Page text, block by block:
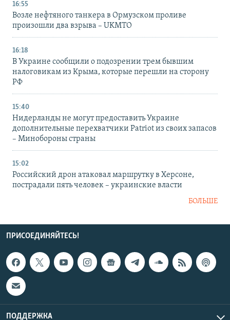
16:55
Возле нефтяного танкера в Ормузском проливе
произошли два взрыва – UKMTO
16:18
В Украине сообщили о подозрении трем бывшим
налоговикам из Крыма, которые перешли на сторону
РФ
15:40
Нидерланды не могут предоставить Украине
дополнительные перехватчики Patriot из своих запасов
– Минобороны страны
15:02
Российский дрон атаковал маршрутку в Херсоне,
пострадали пять человек – украинские власти
БОЛЬШЕ
ПРИСОЕДИНЯЙТЕСЬ!
ПОДДЕРЖКА